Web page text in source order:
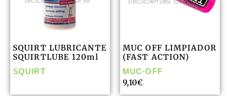
SQUIRT LUBRICANTE
SQUIRTLUBE 120ml
SQUIRT
MUC OFF LIMPIADOR
(FAST ACTION)
MUC-OFF
9,10€